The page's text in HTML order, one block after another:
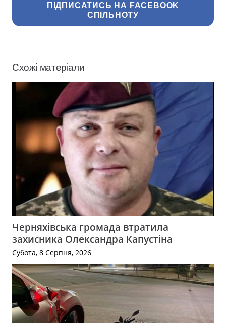
ПІДПИСАТИСЬ НА FACEBOOK
СПІЛЬНОТУ
Схожі матеріали
Черняхівська громада втратила
захисника Олександра Капустіна
Субота, 8 Серпня, 2026